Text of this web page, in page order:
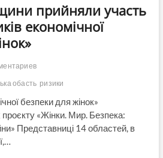
прийняли участь
економічної
обасть ризики
безпеки для жінок»
«Жінки. Мир. Безпека:
Представниці 14 областей, в